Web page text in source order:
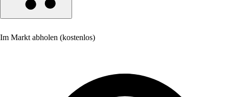
Im Markt abholen (kostenlos)